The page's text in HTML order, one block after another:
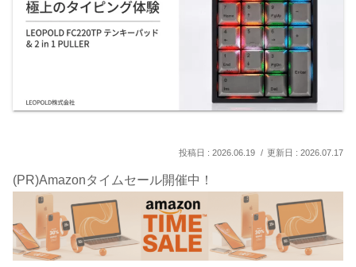
2026.06.19 2026.07.17
(PR)Amazonタイムセール開催中！